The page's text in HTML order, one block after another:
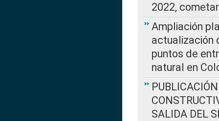
2022,
Ampliación
actualización
puntos de
natural en
SALIDA DEL